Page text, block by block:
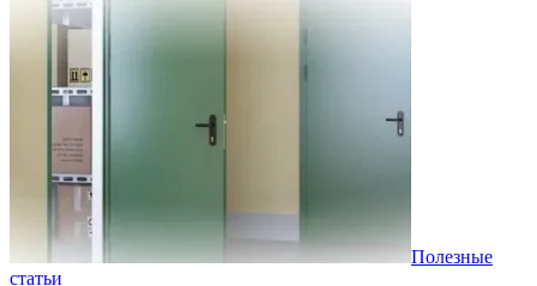
Полезные
статьи